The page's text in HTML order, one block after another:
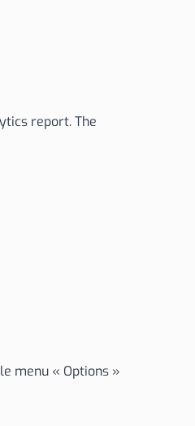
report. The
menu « Options »